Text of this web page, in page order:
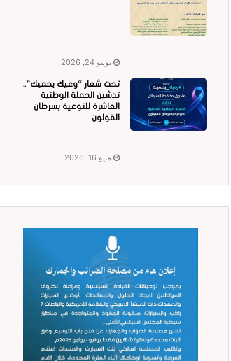
يونيو 24, 2026
تحت شعار “وعيك يحميك”..
تدشين الحملة الوطنية
العاشرة للتوعية بسرطان
القولون
مايو 16, 2026